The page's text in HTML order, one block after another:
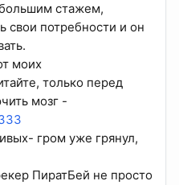
стажем,
свои потребности и он
моих
только перед
мозг -
гром уже грянул,
ПиратБей не просто